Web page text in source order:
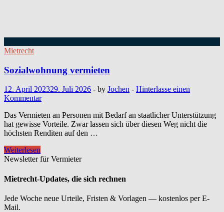
Mietrecht
Sozialwohnung vermieten
12. April 202329. Juli 2026 - by Jochen - Hinterlasse einen
Kommentar
Das Vermieten an Personen mit Bedarf an staatlicher Unterstützung
hat gewisse Vorteile. Zwar lassen sich über diesen Weg nicht die
höchsten Renditen auf den …
Sozialwohnung
vermieten
Weiterlesen
Newsletter für Vermieter
Mietrecht-Updates, die sich rechnen
Jede Woche neue Urteile, Fristen & Vorlagen — kostenlos per E-
Mail.